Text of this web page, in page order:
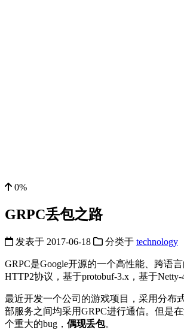
0%
GRPC丢包之路
发表于 2017-06-18 分类于 technology
GRPC是Google开源的一个高性能、跨语
HTTP2协议，基于protobuf-3.x，基于Netty-
最近开发一个公司的游戏项目，采用分布
部服务之间均采用GRPC进行通信。但是
个重大的bug， 偶现丢包。